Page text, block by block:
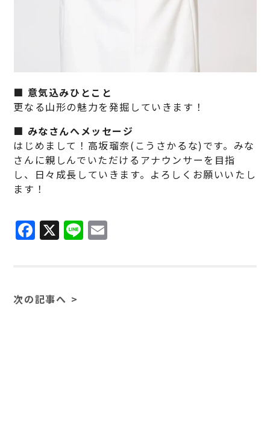
■ 意気込みひとこと
更なる山形の魅力を発掘していきます！
■ みなさんへメッセージ
はじめまして！高坂瑠奈(こうさかるな)です。みな
さんに親しんでいただけるアナウンサーを目指
し、日々成長していきます。よろしくお願いいたし
ます！
F
a
e
b
X Li
n
次の記事へ